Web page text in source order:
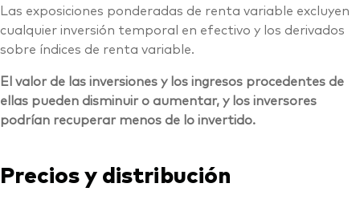
Las exposiciones ponderadas de renta variable excluyen
cualquier inversión temporal en efectivo y los derivados
sobre índices de renta variable.
El valor de las inversiones y los ingresos procedentes de
ellas pueden disminuir o aumentar, y los inversores
podrían recuperar menos de lo invertido.
Precios y distribución